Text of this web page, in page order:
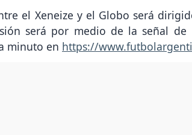
el Xeneize y el Globo será
será por medio de la señal de
minuto en https://